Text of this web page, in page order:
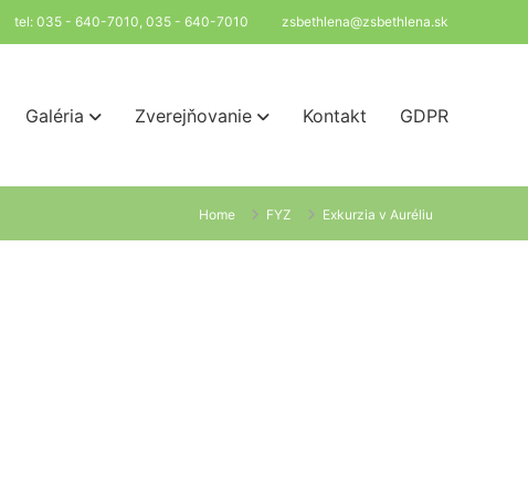
tel: 035 - 640-7010, 035 - 640-7010 zsbethlena@zsbethlena.sk
Galéria Zverejňovanie Kontakt GDPR
Home FYZ Exkurzia v Auréliu